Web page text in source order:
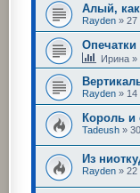
Алый, как
Rayden » 27
Опечатки
Ирина »
Rayden » 14
Король и
Tadeush »
Из
Rayden » 22